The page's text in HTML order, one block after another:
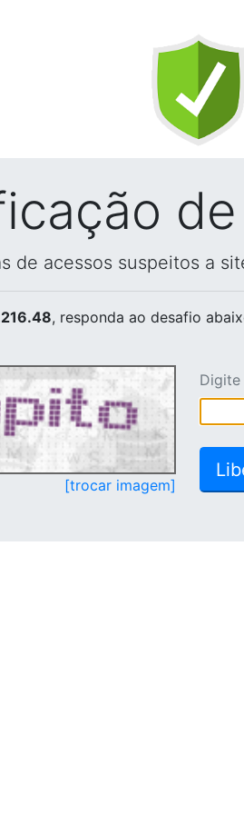
de acessos suspeitos a
, responda ao desafio
[trocar imagem]
Digite